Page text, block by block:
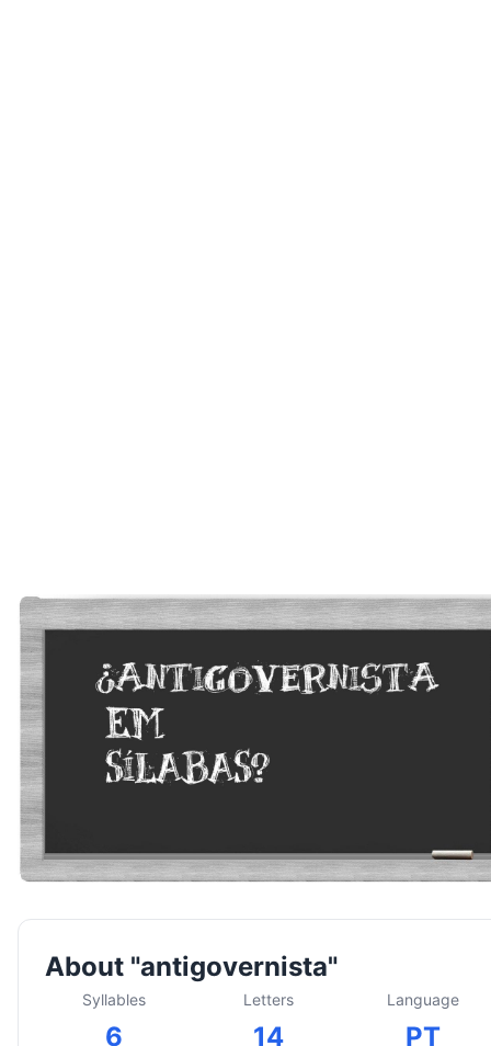
About "antigovernista"
Syllables
6
Letters
14
Language
PT